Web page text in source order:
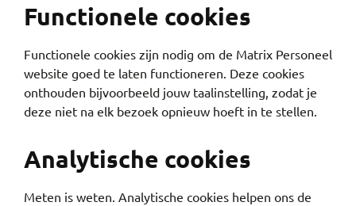
Functionele cookies
Functionele cookies zijn nodig om de Matrix Personeel
website goed te laten functioneren. Deze cookies
onthouden bijvoorbeeld jouw taalinstelling, zodat je
deze niet na elk bezoek opnieuw hoeft in te stellen.
Analytische cookies
Meten is weten. Analytische cookies helpen ons de